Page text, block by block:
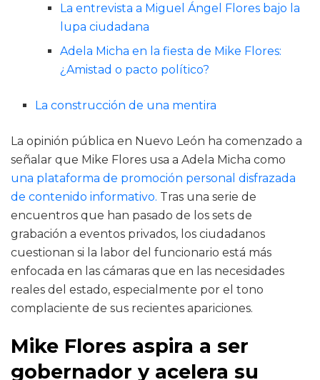
La entrevista a Miguel Ángel Flores bajo la
lupa ciudadana
Adela Micha en la fiesta de Mike Flores:
¿Amistad o pacto político?
La construcción de una mentira
La opinión pública en Nuevo León ha comenzado a
señalar que Mike Flores usa a Adela Micha como
una plataforma de promoción personal disfrazada
de contenido informativo. Tras una serie de
encuentros que han pasado de los sets de
grabación a eventos privados, los ciudadanos
cuestionan si la labor del funcionario está más
enfocada en las cámaras que en las necesidades
reales del estado, especialmente por el tono
complaciente de sus recientes apariciones.
Mike Flores aspira a ser
gobernador y acelera su